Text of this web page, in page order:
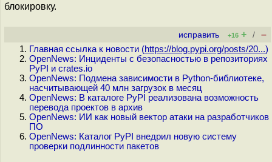
блокировку.
исправить +16 + / –
Главная ссылка к новости (https://blog.pypi.org/posts/20...)
OpenNews: Инциденты с безопасностью в репозиториях
PyPI и crates.io
OpenNews: Подмена зависимости в Python-библиотеке,
насчитывающей 40 млн загрузок в месяц
OpenNews: В каталоге PyPI реализована возможность
перевода проектов в архив
OpenNews: ИИ как новый вектор атаки на разработчиков
ПО
OpenNews: Каталог PyPI внедрил новую систему
проверки подлинности пакетов